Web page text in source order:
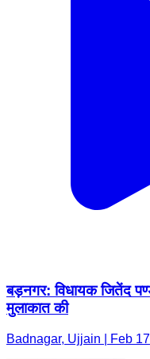
बड़नगर: विधायक जितेंद
मुलाकात की
Badnagar, Ujjain | Feb